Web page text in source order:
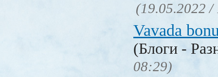
(19.05.2022 /
Vavada
(Блоги -
08:29)